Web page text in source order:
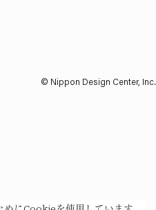
© Nippon Design Center, Inc.